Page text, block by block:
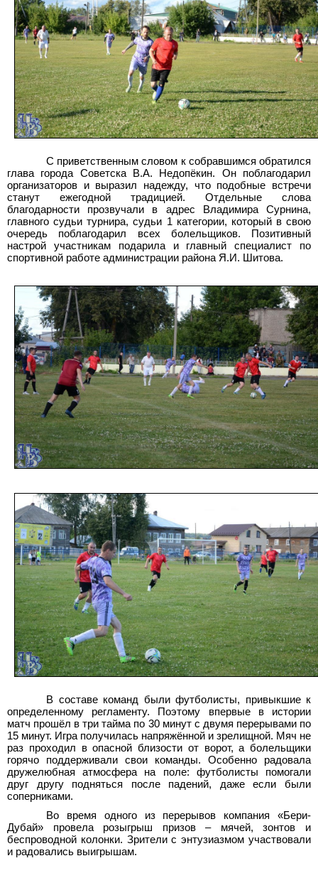
С приветственным словом к собравшимся обратился
глава города Советска В.А. Недопёкин. Он поблагодарил
организаторов и выразил надежду, что подобные встречи
станут ежегодной традицией. Отдельные слова
благодарности прозвучали в адрес Владимира Сурнина,
главного судьи турнира, судьи 1 категории, который в свою
очередь поблагодарил всех болельщиков. Позитивный
настрой участникам подарила и главный специалист по
спортивной работе администрации района Я.И. Шитова.
В составе команд были футболисты, привыкшие к
определенному регламенту. Поэтому впервые в истории
матч прошёл в три тайма по 30 минут с двумя перерывами по
15 минут. Игра получилась напряжённой и зрелищной. Мяч не
раз проходил в опасной близости от ворот, а болельщики
горячо поддерживали свои команды. Особенно радовала
дружелюбная атмосфера на поле: футболисты помогали
друг другу подняться после падений, даже если были
соперниками.
Во время одного из перерывов компания «Бери-
Дубай» провела розыгрыш призов – мячей, зонтов и
беспроводной колонки. Зрители с энтузиазмом участвовали
и радовались выигрышам.